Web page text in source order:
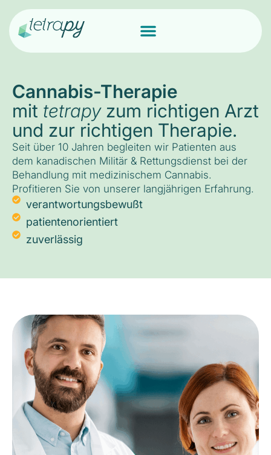
Cannabis-Therapie
mit tetrapyzum richtigen Arzt
und zur richtigen Therapie.
Seit über 10 Jahren begleiten wir Patienten aus
dem kanadischen Militär & Rettungsdienst bei der
Behandlung mit medizinischem Cannabis.
Profitieren Sie von unserer langjährigen Erfahrung.
verantwortungsbewußt
patientenorientiert
zuverlässig